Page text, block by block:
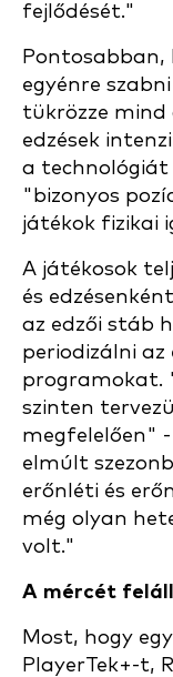
fejlődését."
Pontosabban,
egyénre
tükrözze mind
edzések
a technológiát
"bizonyos
játékok fizikai
A játékosok
és
az edzői stáb
periodizálni az
programokat.
szinten
megfelelően"
elmúlt
erőnléti és
még olyan
volt."
A mércét
Most, hogy
PlayerTek+-t,